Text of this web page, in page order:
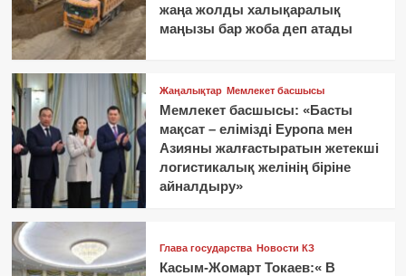
жаңа жолды халықаралық
маңызы бар жоба деп атады
Жаңалықтар Мемлекет басшысы
Мемлекет басшысы: «Басты
мақсат – елімізді Еуропа мен
Азияны жалғастыратын жетекші
логистикалық желінің біріне
айналдыру»
Глава государства Новости КЗ
Касым-Жомарт Токаев:« В